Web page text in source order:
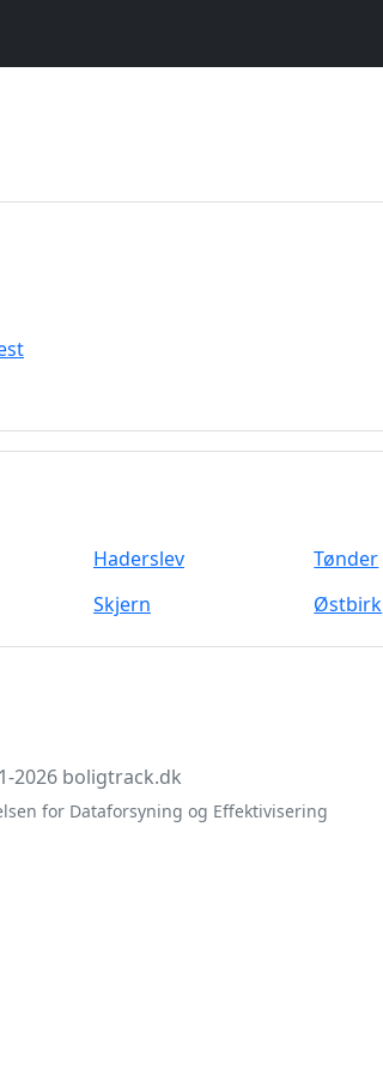
Haderslev Tønder
Skjern Østbirk
2026 boligtrack.dk
for Dataforsyning og Effektivisering